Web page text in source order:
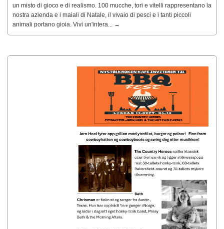
un misto di gioco e di realismo. 100 mucche, tori e vitelli rappresentano la
nostra azienda e i maiali di Natale, il vivaio di pesci e i tanti piccoli
animali portano gioia. Vivi un'intera... →